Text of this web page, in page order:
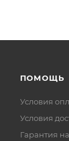
ПОМОЩЬ
Условия
Условия
Гарантия